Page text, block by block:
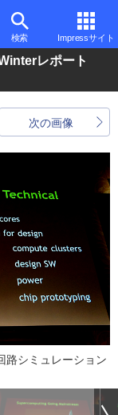
検索 Impressサイト
レポート
次の画像
路シミュレーション